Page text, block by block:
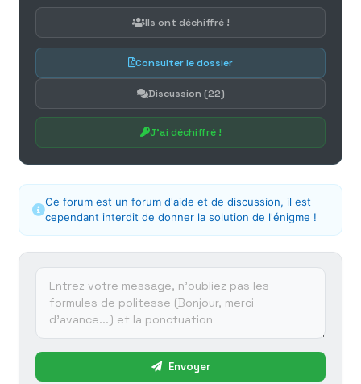
Ils ont déchiffré !
Consulter le dossier
Discussion (22)
J'ai déchiffré !
Ce forum est un forum d'aide et de discussion, il est
cependant interdit de donner la solution de l'énigme !
Envoyer